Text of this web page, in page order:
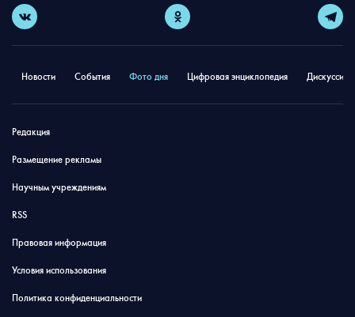
Новости События Фото дня Цифровая энциклопедия
Редакция
Размещение рекламы
Научным учреждениям
RSS
Правовая информация
Условия использования
Политика конфиденциальности